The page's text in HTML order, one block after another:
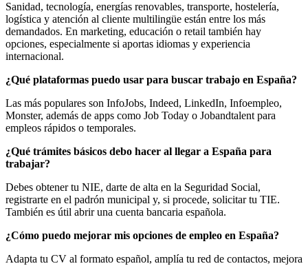
Sanidad, tecnología, energías renovables, transporte, hostelería,
logística y atención al cliente multilingüe están entre los más
demandados. En marketing, educación o retail también hay
opciones, especialmente si aportas idiomas y experiencia
internacional.
¿Qué plataformas puedo usar para buscar trabajo en España?
Las más populares son InfoJobs, Indeed, LinkedIn, Infoempleo,
Monster, además de apps como Job Today o Jobandtalent para
empleos rápidos o temporales.
¿Qué trámites básicos debo hacer al llegar a España para
trabajar?
Debes obtener tu NIE, darte de alta en la Seguridad Social,
registrarte en el padrón municipal y, si procede, solicitar tu TIE.
También es útil abrir una cuenta bancaria española.
¿Cómo puedo mejorar mis opciones de empleo en España?
Adapta tu CV al formato español, amplía tu red de contactos, mejora